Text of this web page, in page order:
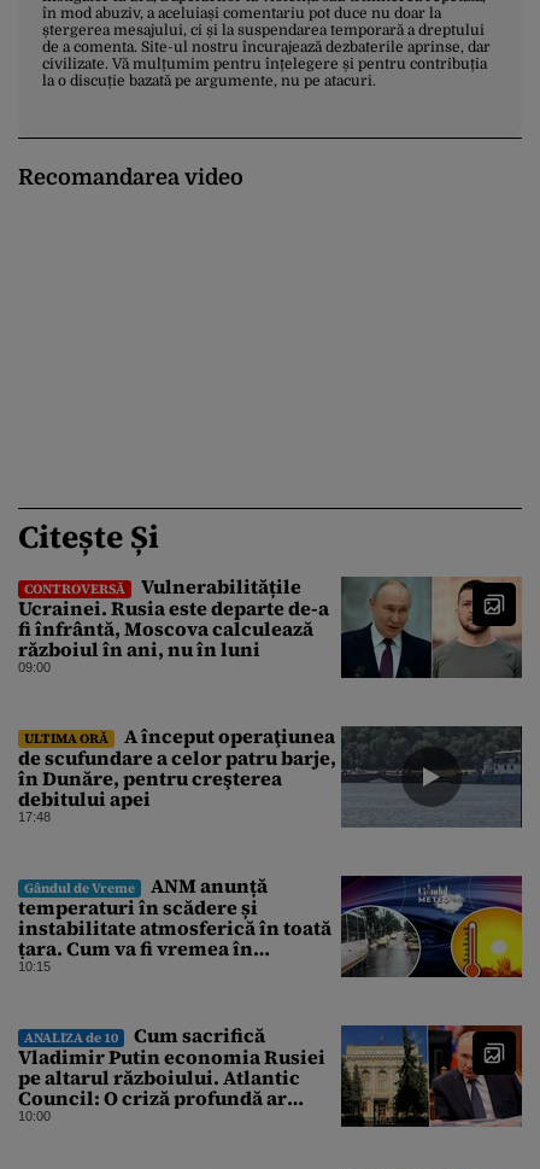
în mod abuziv, a aceluiași comentariu pot duce nu doar la
ștergerea mesajului, ci și la suspendarea temporară a dreptului
de a comenta. Site-ul nostru încurajează dezbaterile aprinse, dar
civilizate. Vă mulțumim pentru înțelegere și pentru contribuția
la o discuție bazată pe argumente, nu pe atacuri.
Recomandarea video
Citește Și
CONTROVERSĂ
Vulnerabilitățile
Ucrainei. Rusia este departe de-a
fi înfrântă, Moscova calculează
războiul în ani, nu în luni
09:00
ULTIMA ORĂ
A început operaţiunea
de scufundare a celor patru barje,
în Dunăre, pentru creşterea
debitului apei
17:48
Gândul de Vreme
ANM anunță
temperaturi în scădere și
instabilitate atmosferică în toată
țara. Cum va fi vremea în
București și când vin vijeliile
10:15
ANALIZA de 10
Cum sacrifică
Vladimir Putin economia Rusiei
pe altarul războiului. Atlantic
Council: O criză profundă ar
putea forța Kremlinul să apeleze
10:00